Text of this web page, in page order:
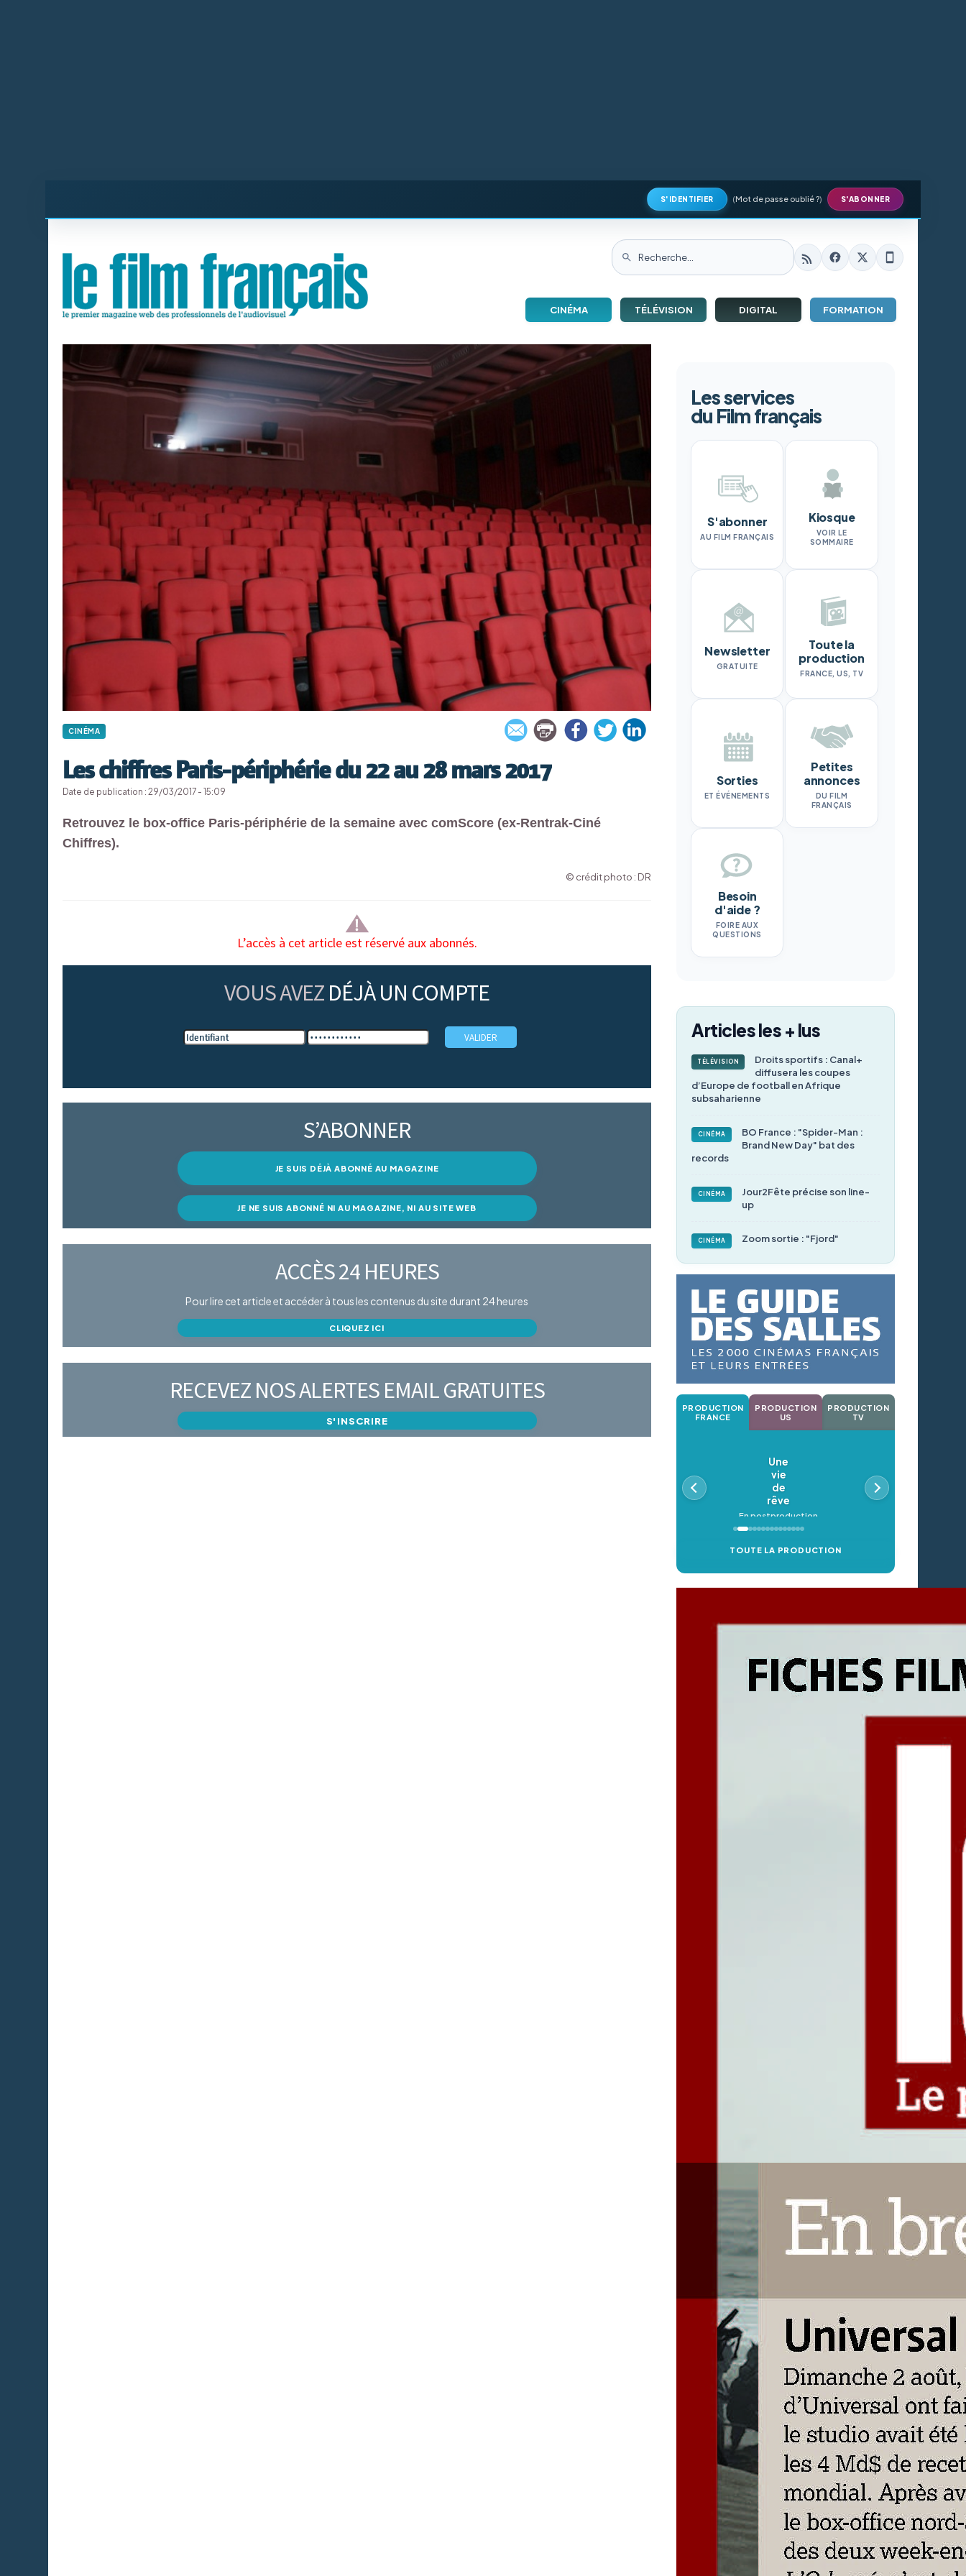
S'IDENTIFIER (Mot de passe oublié ?) S'ABONNER
CINÉMA TÉLÉVISION DIGITAL FORMATION
CINÉMA
Les chiffres Paris-périphérie du 22 au 28 mars 2017
Date de publication : 29/03/2017 - 15:09
Retrouvez le box-office Paris-périphérie de la semaine avec comScore (ex-Rentrak-Ciné
Chiffres).
© crédit photo : DR
L’accès à cet article est réservé aux abonnés.
VOUS AVEZ DÉJÀ UN COMPTE
S’ABONNER
JE SUIS DÉJÀ ABONNÉ AU MAGAZINE
JE NE SUIS ABONNÉ NI AU MAGAZINE, NI AU SITE WEB
ACCÈS 24 HEURES
Pour lire cet article et accéder à tous les contenus du site durant 24 heures
CLIQUEZ ICI
RECEVEZ NOS ALERTES EMAIL GRATUITES
S'INSCRIRE
Les services
du Film français
S'abonner
AU FILM FRANÇAIS
Kiosque
VOIR LE
SOMMAIRE
Newsletter
GRATUITE
Toute la
production
FRANCE, US, TV
Sorties
ET ÉVÉNEMENTS
Petites
annonces
DU FILM
FRANÇAIS
Besoin
d'aide ?
FOIRE AUX
QUESTIONS
Articles les + lus
TÉLÉVISION
Droits sportifs : Canal+
diffusera les coupes
d’Europe de football en Afrique
subsaharienne
CINÉMA
BO France : "Spider-Man :
Brand New Day" bat des
records
CINÉMA
Jour2Fête précise son line-
up
CINÉMA Zoom sortie : "Fjord"
PRODUCTION
FRANCE
PRODUCTION
US
PRODUCTION
TV
Une
vie
de
rêve
En postproduction
TOUTE LA PRODUCTION